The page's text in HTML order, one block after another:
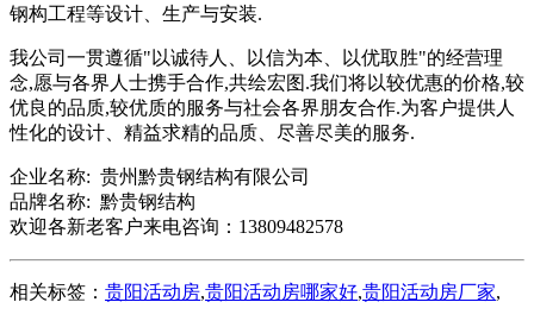
钢构工程等设计、生产与安装.
我公司一贯遵循"以诚待人、以信为本、以优取胜"的经营理
念,愿与各界人士携手合作,共绘宏图.我们将以较优惠的价格,较
优良的品质,较优质的服务与社会各界朋友合作.为客户提供人
性化的设计、精益求精的品质、尽善尽美的服务.
企业名称: 贵州黔贵钢结构有限公司
品牌名称: 黔贵钢结构
欢迎各新老客户来电咨询：13809482578
相关标签： 贵阳活动房,贵阳活动房哪家好,贵阳活动房厂家,